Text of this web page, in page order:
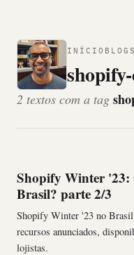
INÍCIO BLOG
2 textos com a tag
Shopify Winter '23:
Brasil? parte 2/3
Shopify Winter '23 no
recursos anunciados,
lojistas.